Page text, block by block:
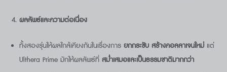
ผลลัพธ์และความต่อเนื่อง
ทั้งสองรุ่นให้ผลใกล้เคียงกันในเรื่องการยกกระชับ สร้างคอลลาเจนใหม่ แต่
Ulthera Prime มักให้ผลลัพธ์ที่สม่ำเสมอและเป็นธรรมชาติมากกว่า